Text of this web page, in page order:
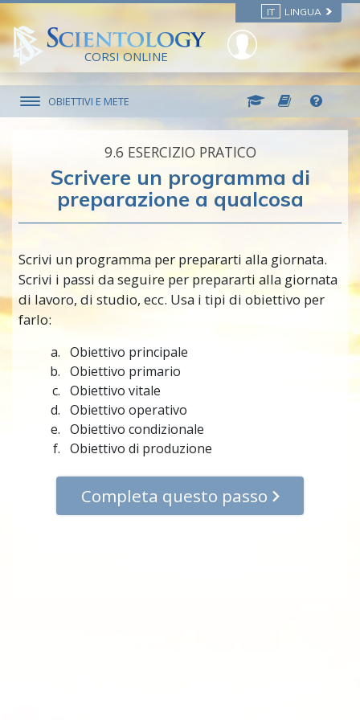
IT LINGUA
CORSI ONLINE
OBIETTIVI E METE
9.‎6 ESERCIZIO PRATICO
Scrivere un programma di
preparazione a qualcosa
Scrivi un programma per prepararti alla giornata.
Scrivi i passi da seguire per prepararti alla giornata
di lavoro, di studio, ecc. Usa i tipi di obiettivo per
farlo:
Obiettivo principale
Obiettivo primario
Obiettivo vitale
Obiettivo operativo
Obiettivo condizionale
Obiettivo di produzione
Completa questo passo